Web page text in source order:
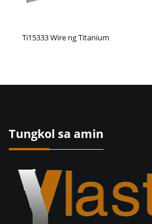
Ti15333 Wire ng Titanium
Tungkol sa amin